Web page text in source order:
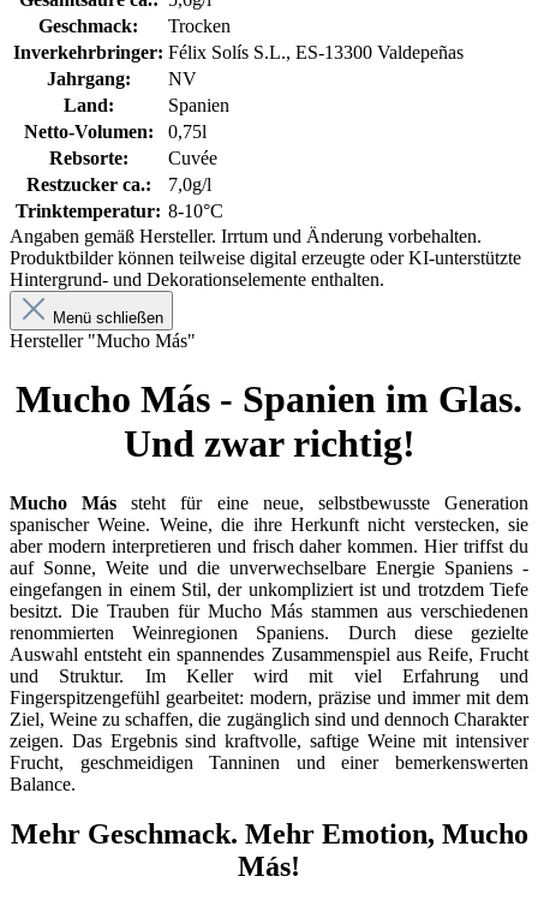
Geschmack:
Trocken
Inverkehrbringer: Félix Solís S.L., ES-13300 Valdepeñas
Jahrgang:
NV
Land:
Spanien
Netto-Volumen:
0,75l
Rebsorte:
Cuvée
Restzucker ca.:
7,0g/l
Trinktemperatur: 8-10°C
Angaben gemäß Hersteller. Irrtum und Änderung vorbehalten.
Produktbilder können teilweise digital erzeugte oder KI-unterstützte
Hintergrund- und Dekorationselemente enthalten.
Menü schließen
Hersteller "Mucho Más"
Mucho Más - Spanien im Glas.
Und zwar richtig!
Mucho Mássteht für eine neue, selbstbewusste Generation
spanischer Weine. Weine, die ihre Herkunft nicht verstecken, sie
aber modern interpretieren und frisch daher kommen. Hier triffst du
auf Sonne, Weite und die unverwechselbare Energie Spaniens -
eingefangen in einem Stil, der unkompliziert ist und trotzdem Tiefe
besitzt. Die Trauben für Mucho Más stammen aus verschiedenen
renommierten Weinregionen Spaniens. Durch diese gezielte
Auswahl entsteht ein spannendes Zusammenspiel aus Reife, Frucht
und Struktur. Im Keller wird mit viel Erfahrung und
Fingerspitzengefühl gearbeitet: modern, präzise und immer mit dem
Ziel, Weine zu schaffen, die zugänglich sind und dennoch Charakter
zeigen. Das Ergebnis sind kraftvolle, saftige Weine mit intensiver
Frucht, geschmeidigen Tanninen und einer bemerkenswerten
Balance.
Mehr Geschmack. Mehr Emotion, Mucho
Más!